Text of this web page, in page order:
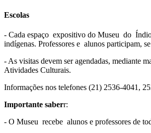
Escolas
- Cada espaço expositivo do Museu do
indígenas. Professores e alunos participam,
- As visitas devem ser agendadas, mediante
Atividades Culturais.
Informações nos telefones (21) 2536-4041,
Importante saberr:
- O Museu recebe alunos e professores de